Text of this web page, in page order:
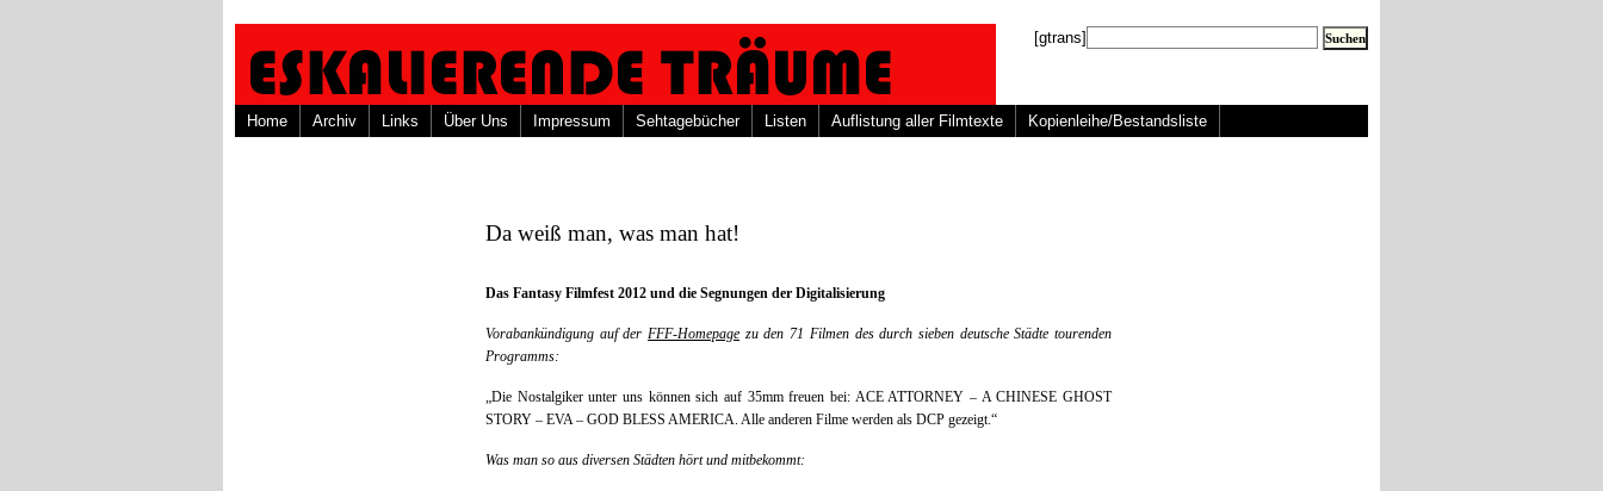
[gtrans]
Home Archiv Links Über Uns Impressum Sehtagebücher Listen Auflistung aller Filmtexte Kopienleihe/Bestandsliste
Da weiß man, was man hat!
Das Fantasy Filmfest 2012 und die Segnungen der Digitalisierung
Vorabankündigung auf derFFF-Homepage zu den 71 Filmen des durch sieben deutsche Städte tourenden
Programms:
„Die Nostalgiker unter uns können sich auf 35mm freuen bei: ACE ATTORNEY – A CHINESE GHOST
STORY – EVA – GOD BLESS AMERICA. Alle anderen Filme werden als DCP gezeigt.“
Was man so aus diversen Städten hört und mitbekommt: